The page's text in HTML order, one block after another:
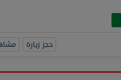
حجز زيارة